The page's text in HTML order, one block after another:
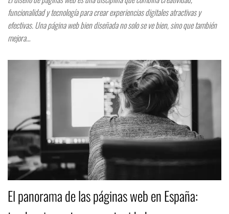
funcionalidad y tecnología para crear experiencias digitales atractivas y
efectivas. Una página web bien diseñada no solo se ve bien, sino que también
mejora…
El panorama de las páginas web en España: